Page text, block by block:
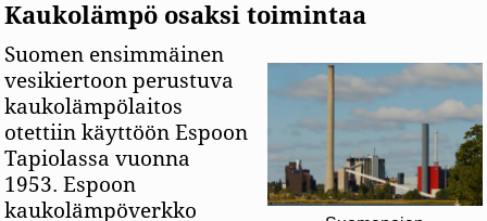
Kaukolämpö osaksi toimintaa
Suomen ensimmäinen
vesikiertoon perustuva
kaukolämpölaitos
otettiin käyttöön Espoon
Tapiolassa vuonna
1953. Espoon
kaukolämpöverkko